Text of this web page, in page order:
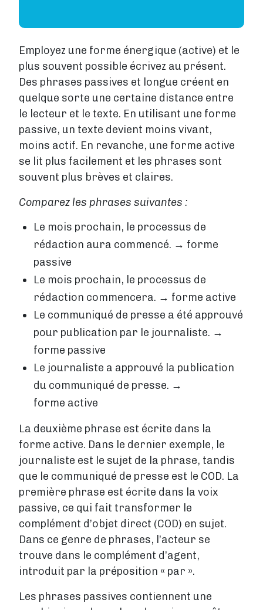
Employez une forme énergique (active) et le
plus souvent possible écrivez au présent.
Des phrases passives et longue créent en
quelque sorte une certaine distance entre
le lecteur et le texte. En utilisant une forme
passive, un texte devient moins vivant,
moins actif. En revanche, une forme active
se lit plus facilement et les phrases sont
souvent plus brèves et claires.
Comparez les phrases suivantes :
Le mois prochain, le processus de
rédaction aura commencé. → forme
passive
Le mois prochain, le processus de
rédaction commencera. → forme active
Le communiqué de presse a été approuvé
pour publication par le journaliste. →
forme passive
Le journaliste a approuvé la publication
du communiqué de presse. →
forme active
La deuxième phrase est écrite dans la
forme active. Dans le dernier exemple, le
journaliste est le sujet de la phrase, tandis
que le communiqué de presse est le COD. La
première phrase est écrite dans la voix
passive, ce qui fait transformer le
complément d’objet direct (COD) en sujet.
Dans ce genre de phrases, l’acteur se
trouve dans le complément d’agent,
introduit par la préposition « par ».
Les phrases passives contiennent une